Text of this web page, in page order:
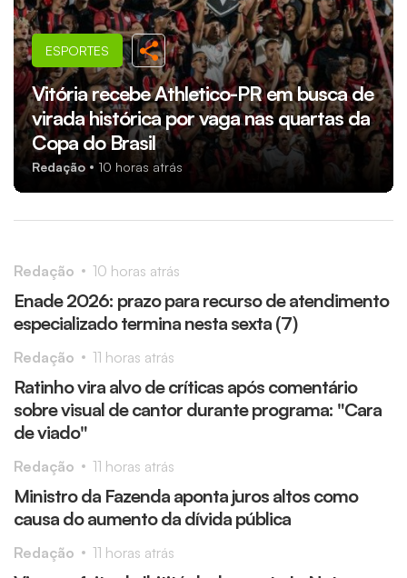
ESPORTES
Vitória recebe Athletico-PR em busca de
virada histórica por vaga nas quartas da
Copa do Brasil
Redação 10 horas atrás
Enade 2026: prazo para recurso de atendimento
especializado termina nesta sexta (7)
Redação 10 horas atrás
Ratinho vira alvo de críticas após comentário
sobre visual de cantor durante programa: "Cara
de viado"
Redação 11 horas atrás
Ministro da Fazenda aponta juros altos como
causa do aumento da dívida pública
Redação 11 horas atrás
Redação 11 horas atrás